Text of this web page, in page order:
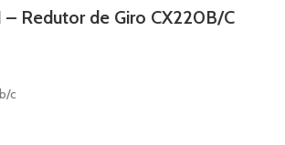
Redutor de Giro CX220B/C
c